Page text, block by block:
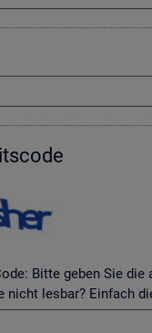
Bitte geben Sie
nicht lesbar? Einfach